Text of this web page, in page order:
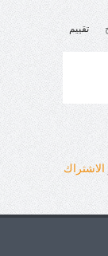
تقييم
الاشتراك